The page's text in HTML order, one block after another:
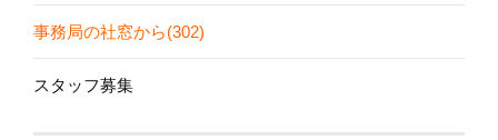
事務局の社窓から(302)
スタッフ募集